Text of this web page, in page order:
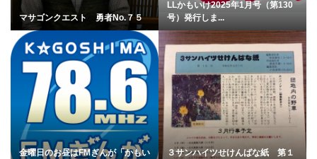
マサゴンクエスト 勇者No.７５
LLかもいけ2025年1月号（第130
号）発行しま...
金曜日のお昼はFMぎんが「かもい
３サンハイツせけんばな紙 第１